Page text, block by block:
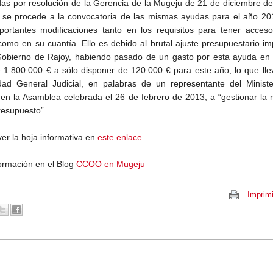
por resolución de la Gerencia de la Mugeju de 21 de diciembre
procede a la convocatoria de las mismas ayudas para el año
modificaciones tanto en los requisitos para tener
en su cuantía. Ello es debido al brutal ajuste presupuestario
de Rajoy, habiendo pasado de un gasto por esta ayuda en
1.800.000 € a sólo disponer de 120.000 € para este año, lo que
General Judicial, en palabras de un representante del
la Asamblea celebrada el 26 de febrero de 2013, a “gestionar la
la hoja informativa en este enlace.
en el Blog CCOO en Mugeju